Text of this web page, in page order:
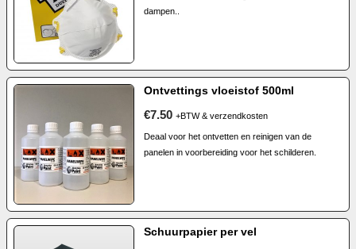
dampen..
Ontvettings vloeistof 500ml
€7.50 +BTW & verzendkosten
Deaal voor het ontvetten en reinigen van de
panelen in voorbereiding voor het schilderen.
Schuurpapier per vel